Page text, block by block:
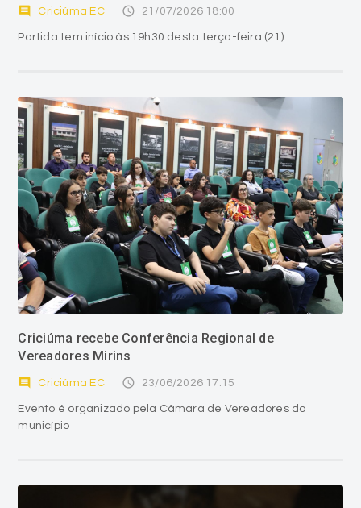
comment Criciúma EC access_time 21/07/2026 18:00
Partida tem início às 19h30 desta terça-feira (21)
Criciúma recebe Conferência Regional de
Vereadores Mirins
comment Criciúma EC access_time 23/06/2026 17:15
Evento é organizado pela Câmara de Vereadores do
município